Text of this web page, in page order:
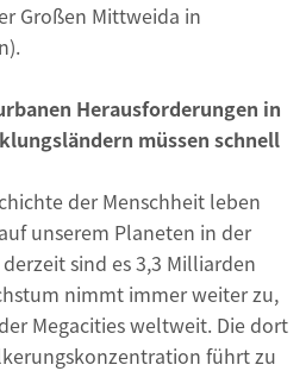
Großen Mittweida in
Herausforderungen in
müssen schnell
der Menschheit leben
unserem Planeten in der
sind es 3,3 Milliarden
nimmt immer weiter zu,
Megacities weltweit. Die dort
führt zu